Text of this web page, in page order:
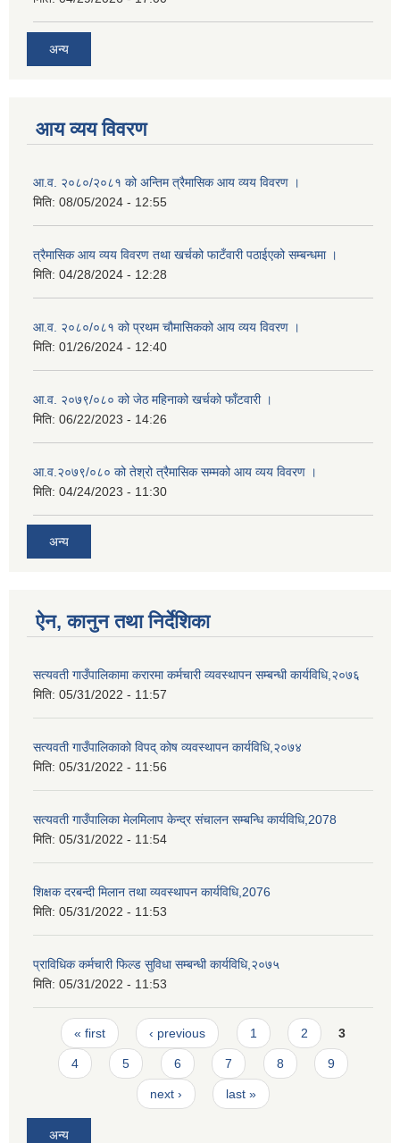
अन्य
आय व्यय विवरण
आ.व. २०८०/२०८१ को अन्तिम त्रैमासिक आय व्यय विवरण ।
मिति: 08/05/2024 - 12:55
त्रैमासिक आय व्यय विवरण तथा खर्चको फाटँवारी पठाईएको सम्बन्धमा ।
मिति: 04/28/2024 - 12:28
आ.व. २०८०/०८१ को प्रथम चौमासिकको आय व्यय विवरण ।
मिति: 01/26/2024 - 12:40
आ.व. २०७९/०८० को जेठ महिनाको खर्चको फाँटवारी ।
मिति: 06/22/2023 - 14:26
आ.व.२०७९/०८० को तेश्रो त्रैमासिक सम्मको आय व्यय विवरण ।
मिति: 04/24/2023 - 11:30
अन्य
ऐन, कानुन तथा निर्देशिका
सत्यवती गाउँपालिकामा करारमा कर्मचारी व्यवस्थापन सम्बन्धी कार्यविधि,२०७६
मिति: 05/31/2022 - 11:57
सत्यवती गाउँपालिकाको विपद् कोष व्यवस्थापन कार्यविधि,२०७४
मिति: 05/31/2022 - 11:56
सत्यवती गाउँपालिका मेलमिलाप केन्द्र संचालन सम्बन्धि कार्यविधि,2078
मिति: 05/31/2022 - 11:54
शिक्षक दरबन्दी मिलान तथा व्यवस्थापन कार्यविधि,2076
मिति: 05/31/2022 - 11:53
प्राविधिक कर्मचारी फिल्ड सुविधा सम्बन्धी कार्यविधि,२०७५
मिति: 05/31/2022 - 11:53
Pages
« first ‹ previous 1 2 3
4 5 6 7 8 9
next › last »
अन्य